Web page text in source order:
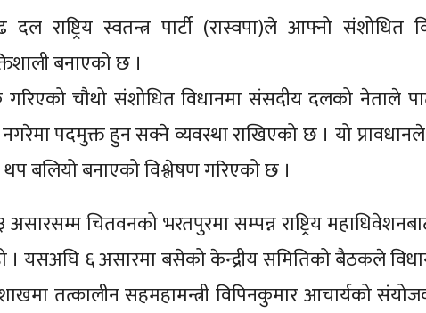
दल राष्ट्रिय स्वतन्त्र पार्टी (रास्वपा)ले आफ्नो संशोधित
बनाएको छ ।
गरिएको चौथो संशोधित विधानमा संसदीय दलको नेताले
पदमुक्त हुन सक्ने व्यवस्था राखिएको छ । यो प्रावधानले
बलियो बनाएको विश्लेषण गरिएको छ ।
चितवनको भरतपुरमा सम्पन्न राष्ट्रिय
। यसअघि ६ असारमा बसेको केन्द्रीय समितिको बैठकले
तत्कालीन सहमहामन्त्री विपिनकुमार आचार्यको